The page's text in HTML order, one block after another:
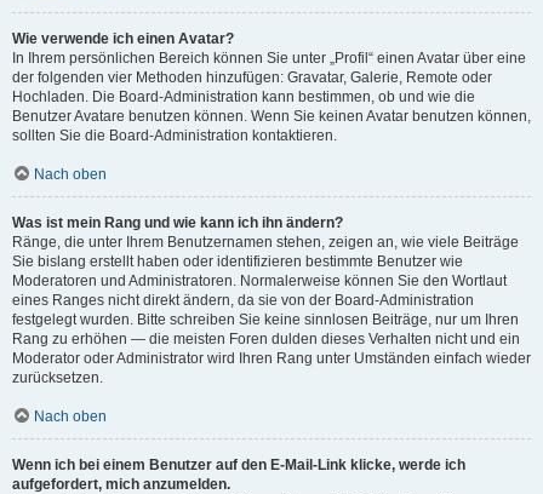
Wie verwende ich einen Avatar?
In Ihrem persönlichen Bereich können Sie unter „Profil“ einen Avatar über eine
der folgenden vier Methoden hinzufügen: Gravatar, Galerie, Remote oder
Hochladen. Die Board-Administration kann bestimmen, ob und wie die
Benutzer Avatare benutzen können. Wenn Sie keinen Avatar benutzen können,
sollten Sie die Board-Administration kontaktieren.
Nach oben
Was ist mein Rang und wie kann ich ihn ändern?
Ränge, die unter Ihrem Benutzernamen stehen, zeigen an, wie viele Beiträge
Sie bislang erstellt haben oder identifizieren bestimmte Benutzer wie
Moderatoren und Administratoren. Normalerweise können Sie den Wortlaut
eines Ranges nicht direkt ändern, da sie von der Board-Administration
festgelegt wurden. Bitte schreiben Sie keine sinnlosen Beiträge, nur um Ihren
Rang zu erhöhen — die meisten Foren dulden dieses Verhalten nicht und ein
Moderator oder Administrator wird Ihren Rang unter Umständen einfach wieder
zurücksetzen.
Nach oben
Wenn ich bei einem Benutzer auf den E-Mail-Link klicke, werde ich
aufgefordert, mich anzumelden.